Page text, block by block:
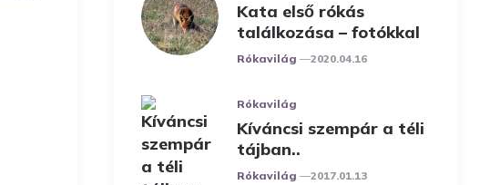
Kata első rókás
találkozása – fotókkal
Posted
Rókavilág 2020.04.16
Rókavilág
Kíváncsi szempár a téli
tájban..
Posted
Rókavilág 2017.01.13